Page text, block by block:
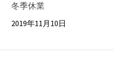
冬季休業
2019年11月10日